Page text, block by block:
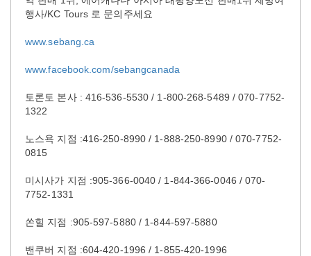
행사/KC Tours 로 문의주세요
www.sebang.ca
www.facebook.com/sebangcanada
토론토 본사 : 416-536-5530 / 1-800-268-5489 / 070-7752-
1322
노스욕 지점 :416-250-8990 / 1-888-250-8990 / 070-7752-
0815
미시사가 지점 :905-366-0040 / 1-844-366-0046 / 070-
7752-1331
쏜힐 지점 :905-597-5880 / 1-844-597-5880
밴쿠버 지점 :604-420-1996 / 1-855-420-1996